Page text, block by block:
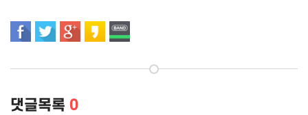
댓글목록 0